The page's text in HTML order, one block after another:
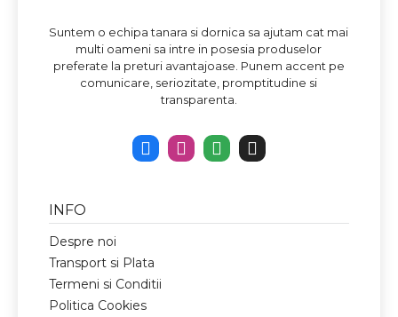
Suntem o echipa tanara si dornica sa ajutam cat mai
multi oameni sa intre in posesia produselor
preferate la preturi avantajoase. Punem accent pe
comunicare, seriozitate, promptitudine si
transparenta.
INFO
Despre noi
Transport si Plata
Termeni si Conditii
Politica Cookies